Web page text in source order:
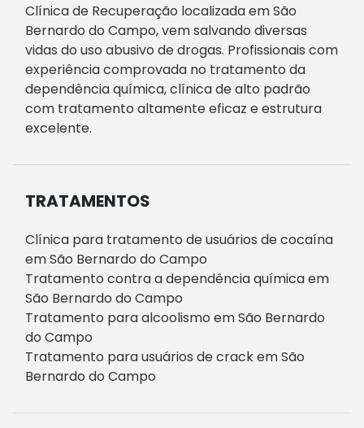
Clínica de Recuperação localizada em São
Bernardo do Campo, vem salvando diversas
vidas do uso abusivo de drogas. Profissionais com
experiência comprovada no tratamento da
dependência química, clínica de alto padrão
com tratamento altamente eficaz e estrutura
excelente.
TRATAMENTOS
Clínica para tratamento de usuários de cocaína
em São Bernardo do Campo
Tratamento contra a dependência química em
São Bernardo do Campo
Tratamento para alcoolismo em São Bernardo
do Campo
Tratamento para usuários de crack em São
Bernardo do Campo